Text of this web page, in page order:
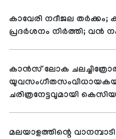
കാവേരി നദീജല
പ്രദര്‍ശനം നിര്‍ത്തി; വന്‍
കാന്‍സ് ലോക
ചരിത്രനേട്ടവുമായി
മലയാളത്തിന്റെ